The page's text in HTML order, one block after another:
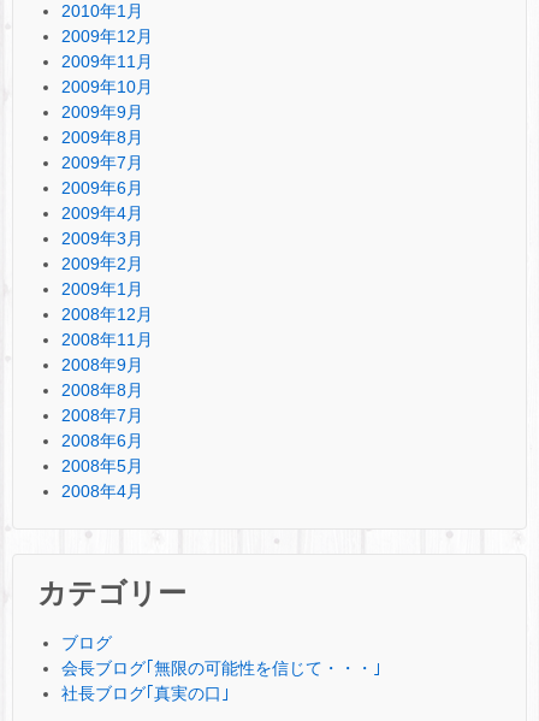
2010年1月
2009年12月
2009年11月
2009年10月
2009年9月
2009年8月
2009年7月
2009年6月
2009年4月
2009年3月
2009年2月
2009年1月
2008年12月
2008年11月
2008年9月
2008年8月
2008年7月
2008年6月
2008年5月
2008年4月
カテゴリー
ブログ
会長ブログ｢無限の可能性を信じて・・・｣
社長ブログ｢真実の口｣